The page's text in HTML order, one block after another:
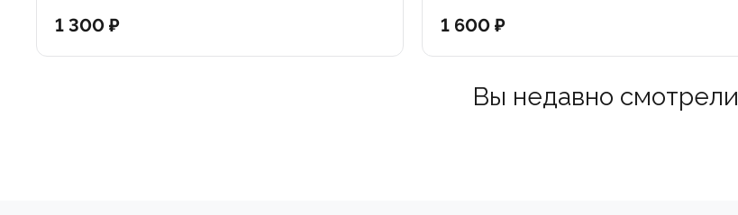
1 300 ₽ 1 600 ₽
Вы недавно смотрели